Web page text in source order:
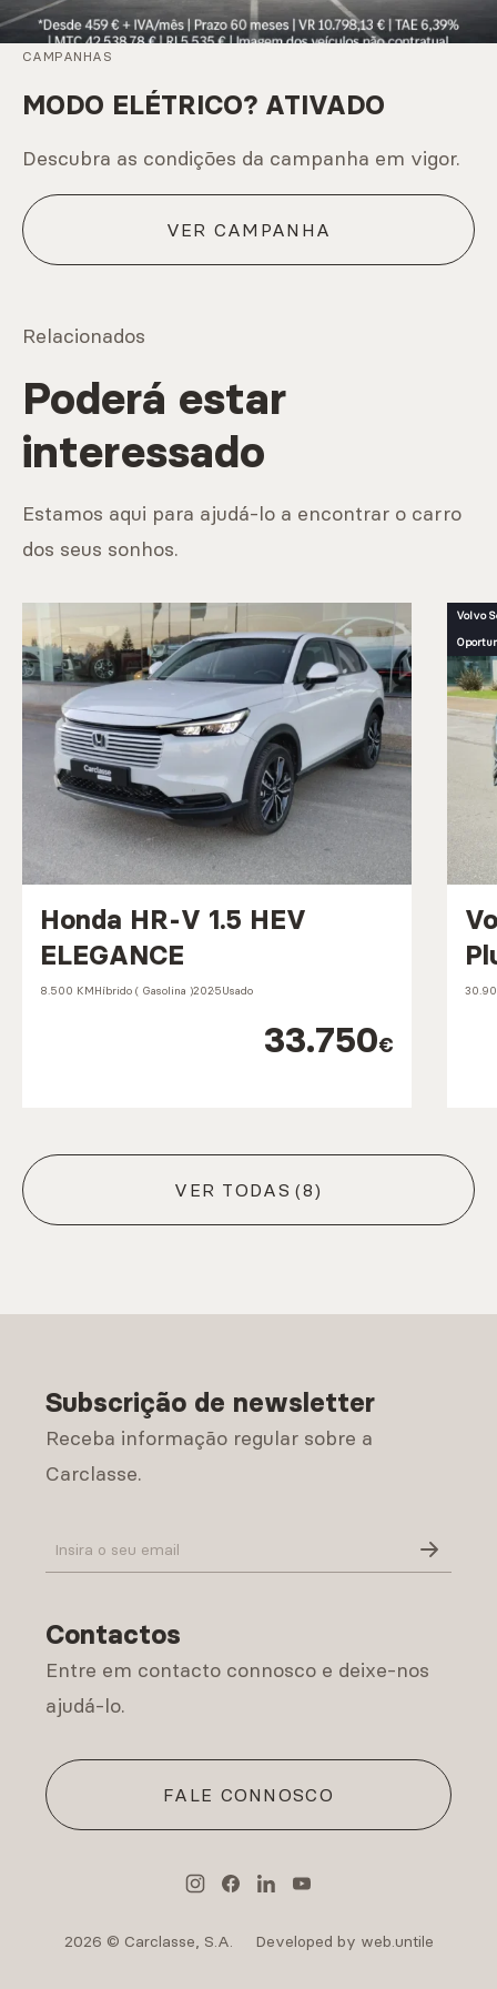
CAMPANHAS
MODO ELÉTRICO? ATIVADO
Descubra as condições da campanha em vigor.
VER CAMPANHA
Relacionados
Poderá estar
interessado
Estamos aqui para ajudá-lo a encontrar o carro
dos seus sonhos.
Honda HR-V 1.5 HEV
ELEGANCE
8.500 KMHíbrido ( Gasolina )2025Usado
33.750€
Volvo
VER TODAS (8)
Subscrição de newsletter
Receba informação regular sobre a
Carclasse.
Contactos
Entre em contacto connosco e deixe-nos
ajudá-lo.
FALE CONNOSCO
2026 © Carclasse, S.A. Developed by web.untile